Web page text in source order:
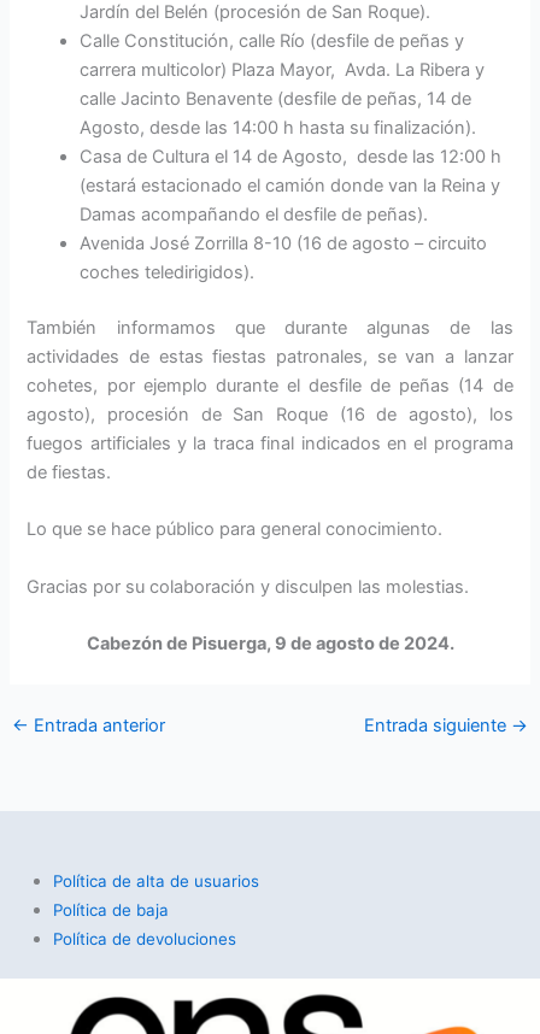
Jardín del Belén (procesión de San Roque).
Calle Constitución, calle Río (desfile de peñas y
carrera multicolor) Plaza Mayor, Avda. La Ribera y
calle Jacinto Benavente (desfile de peñas, 14 de
Agosto, desde las 14:00 h hasta su finalización).
Casa de Cultura el 14 de Agosto, desde las 12:00 h
(estará estacionado el camión donde van la Reina y
Damas acompañando el desfile de peñas).
Avenida José Zorrilla 8-10 (16 de agosto – circuito
coches teledirigidos).
También informamos que durante algunas de las
actividades de estas fiestas patronales, se van a lanzar
cohetes, por ejemplo durante el desfile de peñas (14 de
agosto), procesión de San Roque (16 de agosto), los
fuegos artificiales y la traca final indicados en el programa
de fiestas.
Lo que se hace público para general conocimiento.
Gracias por su colaboración y disculpen las molestias.
Cabezón de Pisuerga, 9 de agosto de 2024.
← Entrada anterior Entrada siguiente →
Política de alta de usuarios
Política de baja
Política de devoluciones